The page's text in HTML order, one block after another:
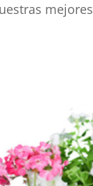
mejores